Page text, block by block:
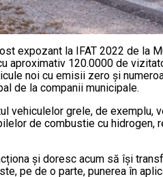
expozant la IFAT 2022 de la
aproximativ 120.0000 de
noi cu emisii zero și
de la companii municipale.
grele, de exemplu,
de combustie cu hidrogen,
și doresc acum să își
pe de o parte, punerea în